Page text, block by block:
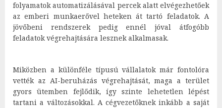
folyamatok automatizálásával percek alatt elvégezhetőek
az emberi munkaerővel heteken át tartó feladatok. A
jövőbeni rendszerek pedig ennél jóval átfogóbb
feladatok végrehajtására lesznek alkalmasak.
Miközben a különféle típusú vállalatok már fontolóra
vették az AI-beruházás végrehajtását, maga a terület
gyors ütemben fejlődik, így szinte lehetetlen lépést
tartani a változásokkal. A cégvezetőknek inkább a saját